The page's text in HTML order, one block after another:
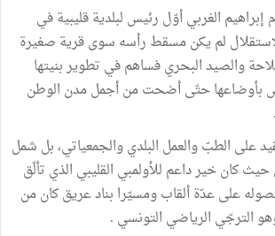
الغربي أوّل رئيس لبلدية قليبية في
لم يكن مسقط رأسه سوى قرية صغيرة
والصيد البحري فساهم في تطوير بنيتها
بأوضاعها حتّى أضحت من أجمل مدن الوطن
على الطبّ والعمل البلدي والجمعياتي، بل شمل
كان خير داعم للأولمبي القليبي الذي تألّق
على عدّة ألقاب ومسيّرا بناد عريق كان من
وهو الترجّي الرياضي التونسي .